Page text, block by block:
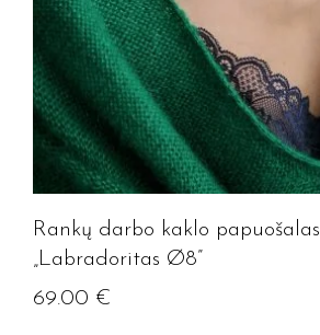
Rankų darbo kaklo papuošalas
„Labradoritas Ø8”
69.00 €